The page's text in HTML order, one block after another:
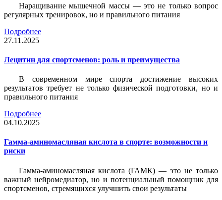
Наращивание мышечной массы — это не только вопрос
регулярных тренировок, но и правильного питания
Подробнее
27.11.2025
Лецитин для спортсменов: роль и преимущества
В современном мире спорта достижение высоких
результатов требует не только физической подготовки, но и
правильного питания
Подробнее
04.10.2025
Гамма-аминомасляная кислота в спорте: возможности и
риски
Гамма-аминомасляная кислота (ГАМК) — это не только
важный нейромедиатор, но и потенциальный помощник для
спортсменов, стремящихся улучшить свои результаты